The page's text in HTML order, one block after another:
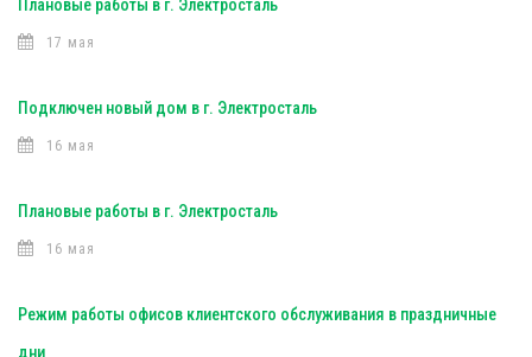
Плановые работы в г. Электросталь
17 мая
Подключен новый дом в г. Электросталь
16 мая
Плановые работы в г. Электросталь
16 мая
Режим работы офисов клиентского обслуживания в праздничные
дни